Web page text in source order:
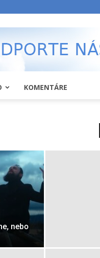
KOMENTÁRE
nebo